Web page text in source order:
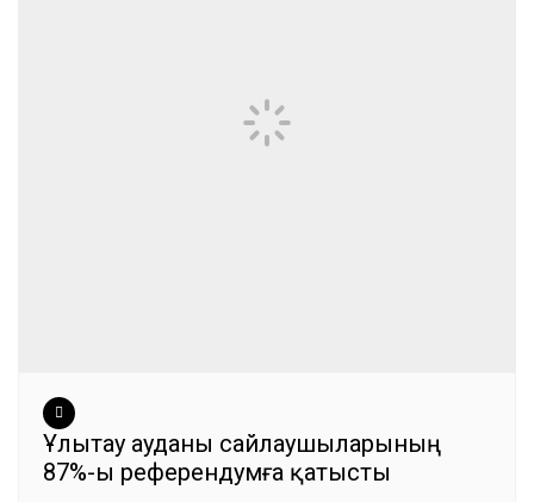
Ұлытау ауданы сайлаушыларының
87%-ы референдумға қатысты